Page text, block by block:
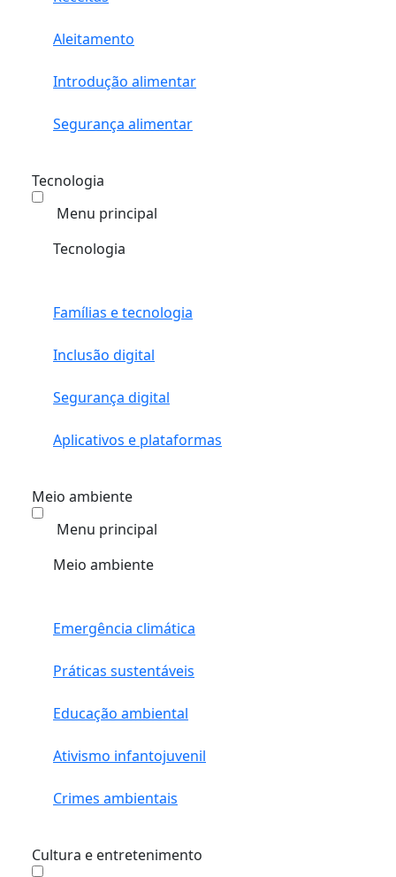
Aleitamento
Introdução alimentar
Segurança alimentar
Tecnologia
Menu principal
Tecnologia
Famílias e tecnologia
Inclusão digital
Segurança digital
Aplicativos e plataformas
Meio ambiente
Menu principal
Meio ambiente
Emergência climática
Práticas sustentáveis
Educação ambiental
Ativismo infantojuvenil
Crimes ambientais
Cultura e entretenimento